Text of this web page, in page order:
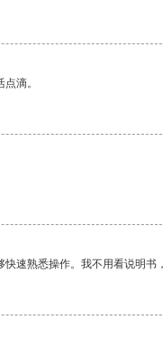
滴。
速熟悉操作。我不用看说明书